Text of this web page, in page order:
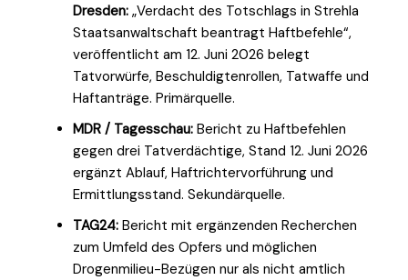
Dresden: „Verdacht des Totschlags in Strehla
Staatsanwaltschaft beantragt Haftbefehle“,
veröffentlicht am 12. Juni 2026 belegt
Tatvorwürfe, Beschuldigtenrollen, Tatwaffe und
Haftanträge. Primärquelle.
MDR / Tagesschau: Bericht zu Haftbefehlen
gegen drei Tatverdächtige, Stand 12. Juni 2026
ergänzt Ablauf, Haftrichtervorführung und
Ermittlungsstand. Sekundärquelle.
TAG24: Bericht mit ergänzenden Recherchen
zum Umfeld des Opfers und möglichen
Drogenmilieu-Bezügen nur als nicht amtlich